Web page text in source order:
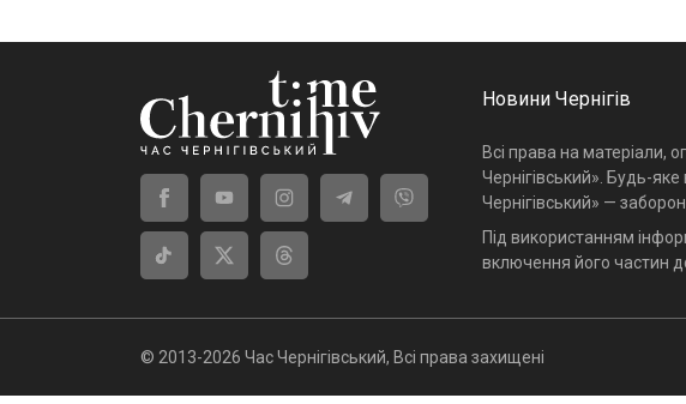
Новини Чернігів
Всі права на матеріали,
Чернігівський». Будь-
Чернігівський» —
Під використанням
включення його частин
© 2013-2026 Час Чернігівський, Всі права захищені